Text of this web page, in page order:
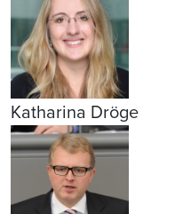
Katharina Dröge